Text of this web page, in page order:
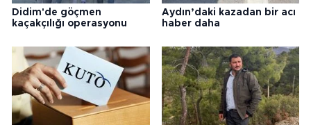
Didim'de göçmen
kaçakçılığı operasyonu
Aydın’daki kazadan bir acı
haber daha